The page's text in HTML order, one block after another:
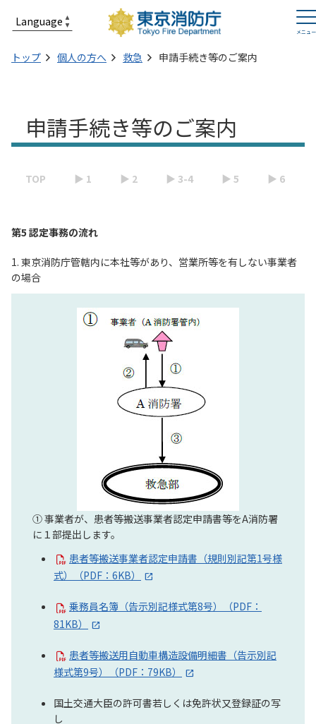
トップ 個人の方へ 救急 申請手続き等のご案内
申請手続き等のご案内
TOP ▶ 1 ▶ 2 ▶ 3-4 ▶ 5 ▶ 6
第5 認定事務の流れ
1. 東京消防庁管轄内に本社等があり、営業所等を有しない事業者
の場合
① 事業者が、患者等搬送事業者認定申請書等をA消防署
に１部提出します。
患者等搬送事業者認定申請書（規則別記第1号様
式）（PDF：6KB）
乗務員名簿（告示別記様式第8号）（PDF：
81KB）
患者等搬送用自動車構造設備明細書（告示別記
様式第9号）（PDF：79KB）
国土交通大臣の許可書若しくは免許状又登録証の写
し